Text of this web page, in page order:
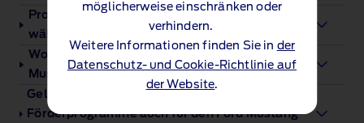
möglicherweise einschränken oder
verhindern.
Weitere Informationen finden Sie in der
Datenschutz- und Cookie-Richtlinie auf
der Website.
Produzieren Elektrofahrzeuge Emissionen
während der Fahrt?
Wo finde ich mehr Informationen zum Ford
Mustang Mach-E?
Gelten verfügbare staatliche
Förderprogramme auch für den Ford Mustang